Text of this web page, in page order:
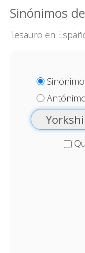
Sinónimos
Tesauro en
Sinónimo